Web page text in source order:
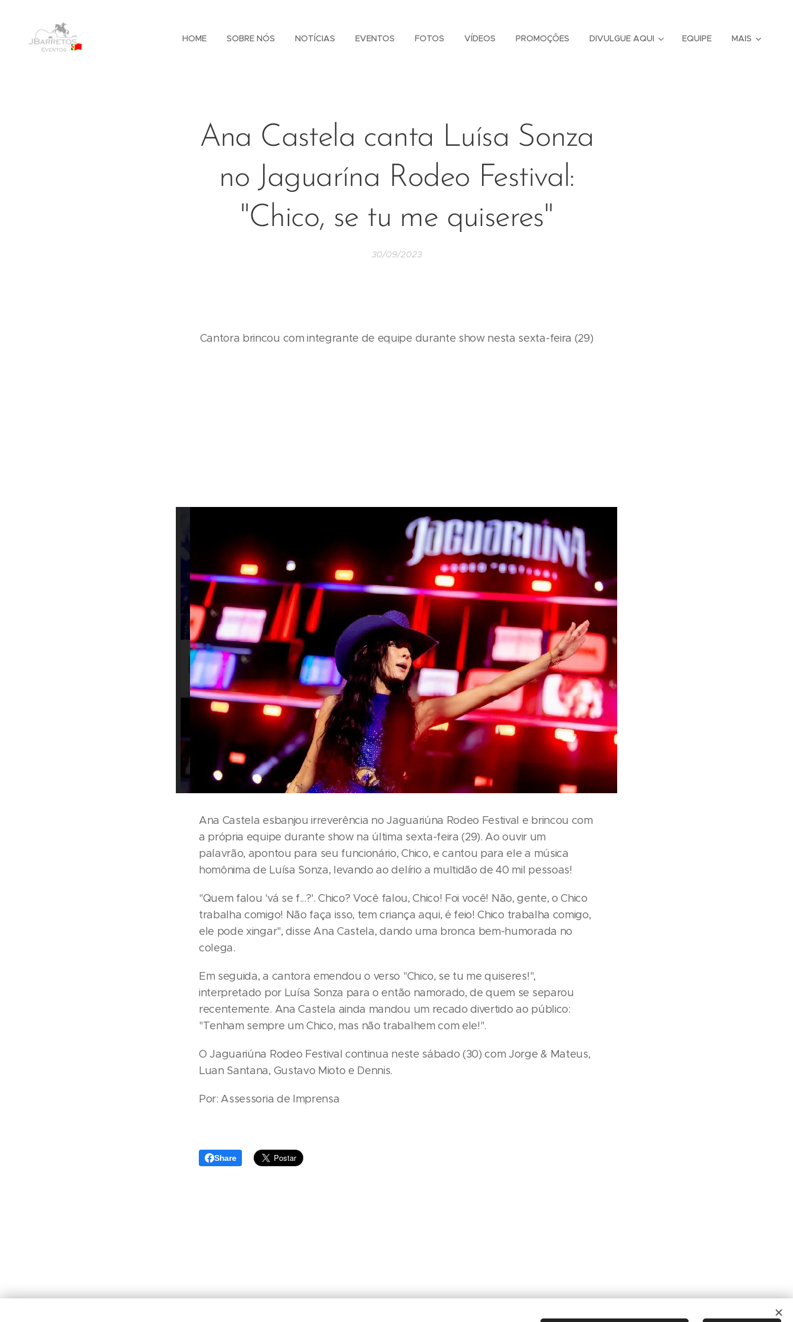
HOME SOBRE NÓS NOTÍCIAS EVENTOS FOTOS VÍDEOS PROMOÇÕES DIVULGUE AQUI EQUIPE MAIS
Ana Castela canta Luísa Sonza
no Jaguarína Rodeo Festival:
"Chico, se tu me quiseres"
30/09/2023
Cantora brincou com integrante de equipe durante show nesta sexta-feira (29)
Ana Castela esbanjou irreverência no Jaguariúna Rodeo Festival e brincou com
a própria equipe durante show na última sexta-feira (29). Ao ouvir um
palavrão, apontou para seu funcionário, Chico, e cantou para ele a música
homônima de Luísa Sonza, levando ao delírio a multidão de 40 mil pessoas!
"Quem falou 'vá se f...?'. Chico? Você falou, Chico! Foi você! Não, gente, o Chico
trabalha comigo! Não faça isso, tem criança aqui, é feio! Chico trabalha comigo,
ele pode xingar", disse Ana Castela, dando uma bronca bem-humorada no
colega.
Em seguida, a cantora emendou o verso "Chico, se tu me quiseres!",
interpretado por Luísa Sonza para o então namorado, de quem se separou
recentemente. Ana Castela ainda mandou um recado divertido ao público:
"Tenham sempre um Chico, mas não trabalhem com ele!".
O Jaguariúna Rodeo Festival continua neste sábado (30) com Jorge & Mateus,
Luan Santana, Gustavo Mioto e Dennis.
Por: Assessoria de Imprensa
Share